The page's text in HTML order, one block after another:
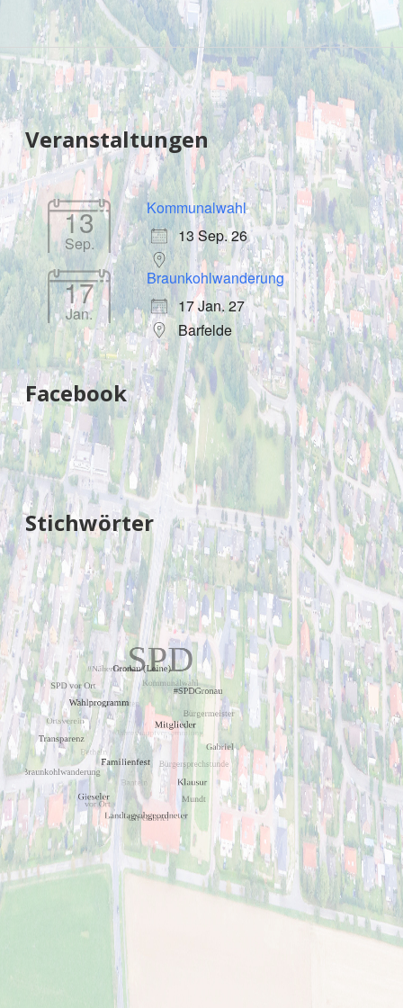
Sidebar
Veranstaltungen
13
Sep.
Kommunalwahl
13 Sep. 26
17
Jan.
Braunkohlwanderung
17 Jan. 27
Barfelde
Facebook
Stichwörter